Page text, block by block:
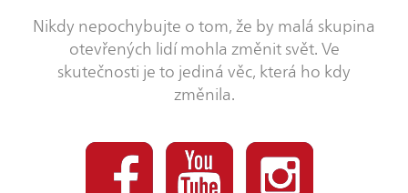
Nikdy nepochybujte o tom, že by malá skupina
otevřených lidí mohla změnit svět. Ve
skutečnosti je to jediná věc, která ho kdy
změnila.